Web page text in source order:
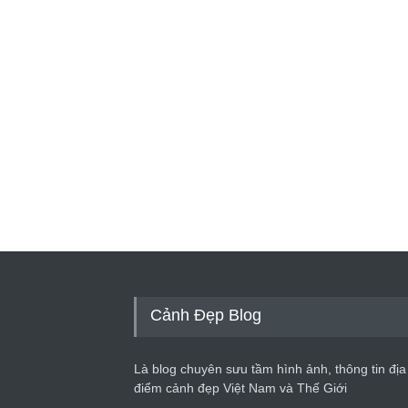
Cảnh Đẹp Blog
Là blog chuyên sưu tầm hình ảnh, thông tin địa
điểm cảnh đẹp Việt Nam và Thế Giới